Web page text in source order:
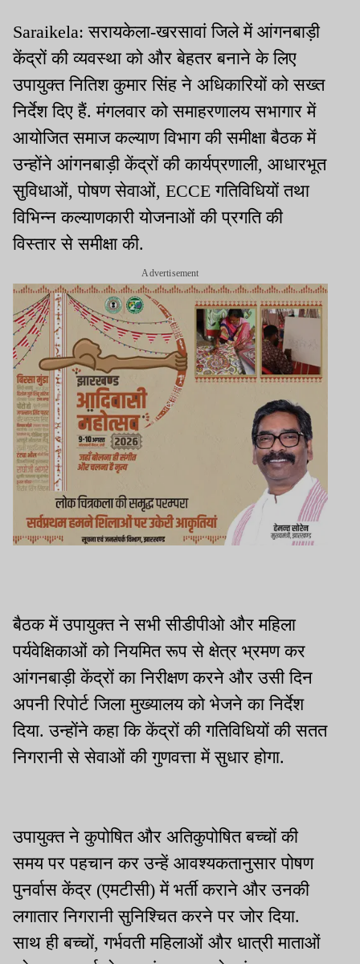
Saraikela: सरायकेला-खरसावां जिले में आंगनबाड़ी
केंद्रों की व्यवस्था को और बेहतर बनाने के लिए
उपायुक्त नितिश कुमार सिंह ने अधिकारियों को सख्त
निर्देश दिए हैं. मंगलवार को समाहरणालय सभागार में
आयोजित समाज कल्याण विभाग की समीक्षा बैठक में
उन्होंने आंगनबाड़ी केंद्रों की कार्यप्रणाली, आधारभूत
सुविधाओं, पोषण सेवाओं, ECCE गतिविधियों तथा
विभिन्न कल्याणकारी योजनाओं की प्रगति की
विस्तार से समीक्षा की.
Advertisement
बैठक में उपायुक्त ने सभी सीडीपीओ और महिला
पर्यवेक्षिकाओं को नियमित रूप से क्षेत्र भ्रमण कर
आंगनबाड़ी केंद्रों का निरीक्षण करने और उसी दिन
अपनी रिपोर्ट जिला मुख्यालय को भेजने का निर्देश
दिया. उन्होंने कहा कि केंद्रों की गतिविधियों की सतत
निगरानी से सेवाओं की गुणवत्ता में सुधार होगा.
उपायुक्त ने कुपोषित और अतिकुपोषित बच्चों की
समय पर पहचान कर उन्हें आवश्यकतानुसार पोषण
पुनर्वास केंद्र (एमटीसी) में भर्ती कराने और उनकी
लगातार निगरानी सुनिश्चित करने पर जोर दिया.
साथ ही बच्चों, गर्भवती महिलाओं और धात्री माताओं